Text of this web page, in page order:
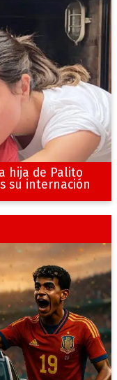
hija de Palito
su internación